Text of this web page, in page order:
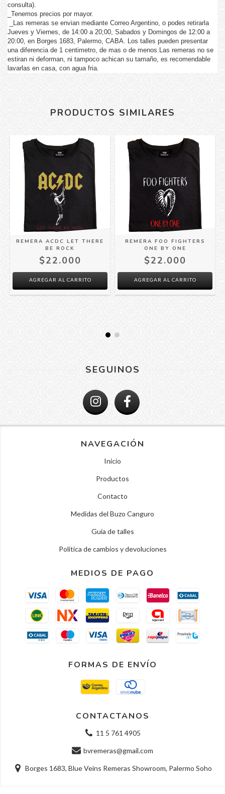
consulta).
_Tenemos precios por mayor.
_Las remeras se envian mediante Correo Argentino, o podes retirarla
Jueves y Viernes, de 14:00 a 20;00, Sabados y Domingos de 12:00 a
20:00, en Borges 1683, Palermo, CABA. Los talles pueden presentar
una diferencia de 1 centimetro, de mas o de menos.Las remeras no se
estiran ni deforman, ni tampoco achican su tamaño, es recomendable
lavarlas en casa, con agua fria.
PRODUCTOS SIMILARES
REMERA ACDC LET THERE
BE ROCK
$22.000
AGREGAR AL CARRITO
REMERA FOO FIGHTERS
ONE BY ONE
$22.000
AGREGAR AL CARRITO
SEGUINOS
NAVEGACIÓN
Inicio
Productos
Contacto
Medidas del Buzo Canguro
Guía de talles
Politica de cambios y devoluciones
MEDIOS DE PAGO
FORMAS DE ENVÍO
CONTACTANOS
11 5 761 4905
bvremeras@gmail.com
Borges 1683, Blue Veins Remeras Showroom, Palermo Soho